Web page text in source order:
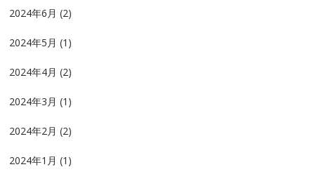
2024年6月 (2)
2024年5月 (1)
2024年4月 (2)
2024年3月 (1)
2024年2月 (2)
2024年1月 (1)